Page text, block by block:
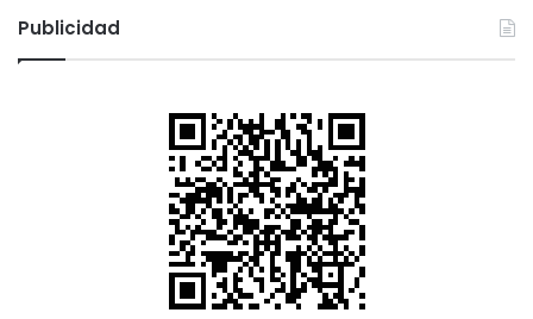
Publicidad